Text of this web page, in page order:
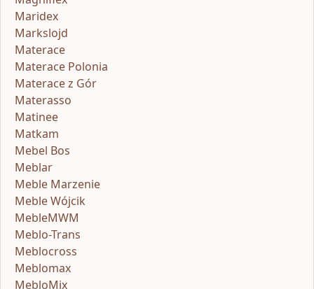
Maridex
Markslojd
Materace
Materace Polonia
Materace z Gór
Materasso
Matinee
Matkam
Mebel Bos
Meblar
Meble Marzenie
Meble Wójcik
MebleMWM
Meblo-Trans
Meblocross
Meblomax
MebloMix